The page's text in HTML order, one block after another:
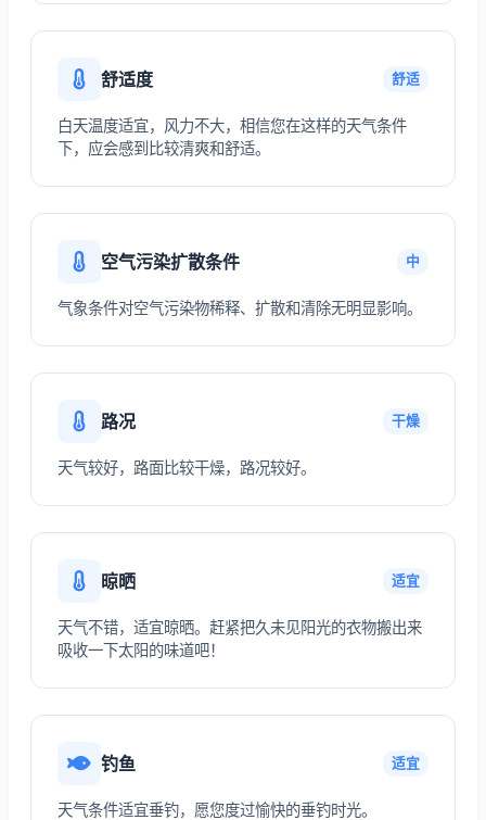
舒适度 舒适
白天温度适宜，风力不大，相信您在这样的天气条件
下，应会感到比较清爽和舒适。
空气污染扩散条件 中
气象条件对空气污染物稀释、扩散和清除无明显影响。
路况 干燥
天气较好，路面比较干燥，路况较好。
晾晒 适宜
天气不错，适宜晾晒。赶紧把久未见阳光的衣物搬出来
吸收一下太阳的味道吧！
钓鱼 适宜
天气条件适宜垂钓，愿您度过愉快的垂钓时光。